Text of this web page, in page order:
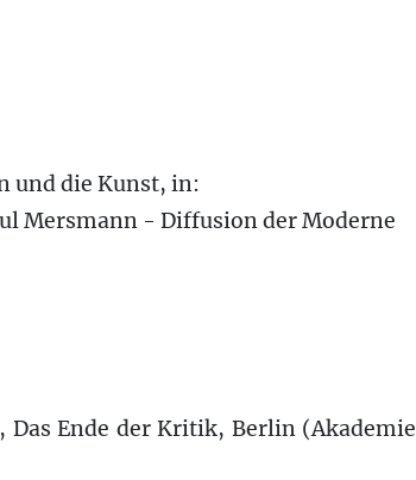
und die Kunst, in:
Mersmann - Diffusion der Moderne
Das Ende der Kritik, Berlin (Akademie